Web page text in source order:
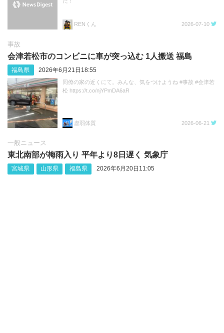
RENくん 2026-07-10
事故
会津若松市のコンビニに車が突っ込む 1人搬送 福島
福島県 2026年6月21日18:55
同僚の家の近くにて。みんな、気をつけようね #事故 #会津若
松 https://t.co/njYPmDA6aR
虚弱体質 2026-06-21
一般ニュース
東北南部が梅雨入り 平年より8日遅く 気象庁
宮城県 山形県 福島県 2026年6月20日11:05